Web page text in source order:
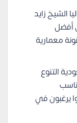
الشيخ زايد
أفضل
معمارية
التنوع
يرغبون في